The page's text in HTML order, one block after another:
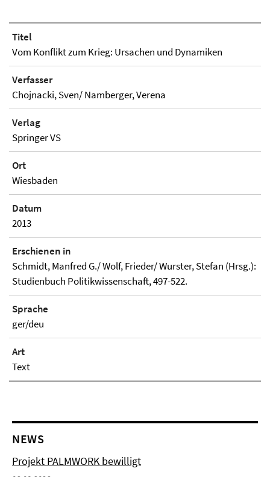
Titel
Vom Konflikt zum Krieg: Ursachen und Dynamiken
Verfasser
Chojnacki, Sven/ Namberger, Verena
Verlag
Springer VS
Ort
Wiesbaden
Datum
2013
Erschienen in
Schmidt, Manfred G./ Wolf, Frieder/ Wurster, Stefan (Hrsg.):
Studienbuch Politikwissenschaft, 497-522.
Sprache
ger/deu
Art
Text
NEWS
Projekt PALMWORK bewilligt